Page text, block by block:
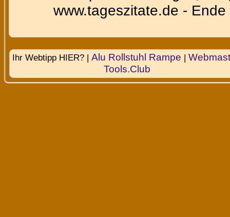
www.tageszitate.de - Ende
Ihr Webtipp HIER? | Alu Rollstuhl Rampe |
Tools.Club